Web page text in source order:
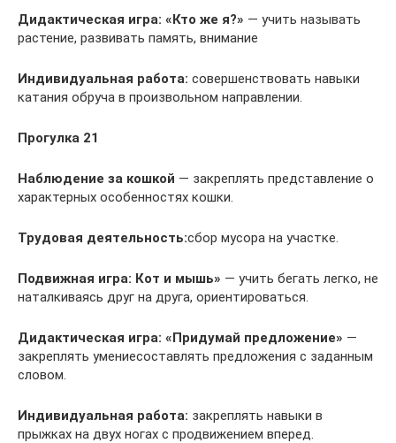
Дидактическая игра: «Кто же я?» — учить называть
растение, развивать память, внимание
Индивидуальная работа: совершенствовать навыки
катания обруча в произвольном направлении.
Прогулка 21
Наблюдение за кошкой — закреплять представление о
характерных особенностях кошки.
Трудовая деятельность:сбор мусора на участке.
Подвижная игра: Кот и мышь» — учить бегать легко, не
наталкиваясь друг на друга, ориентироваться.
Дидактическая игра: «Придумай предложение» —
закреплять умениесоставлять предложения с заданным
словом.
Индивидуальная работа: закреплять навыки в
прыжках на двух ногах с продвижением вперед.